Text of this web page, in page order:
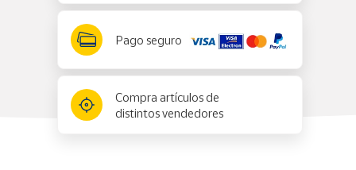
Pago seguro
Compra artículos de
distintos vendedores